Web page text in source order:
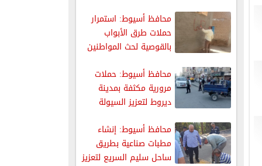
محافظ أسيوط: استمرار
حملات طرق الأبواب
بالقوصية لحث المواطنين
محافظ أسيوط: حملات
مرورية مكثفة بمدينة
ديروط لتعزيز السيولة
محافظ أسيوط: إنشاء
مطبات صناعية بطريق
ساحل سليم السريع لتعزيز